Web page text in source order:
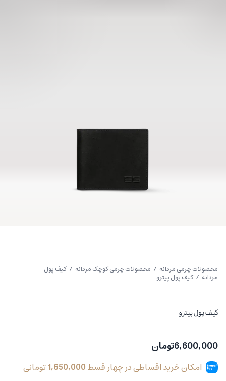
محصولات چرمی مردانه / محصولات چرمی کوچک مردانه / کیف پول
مردانه / کیف پول پیترو
کیف پول پیترو
6,600,000تومان
امکان خرید اقساطی در چهار قسط1,650,000تومانی